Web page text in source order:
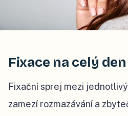
Fixace na celý den
Fixační sprej mezi
zamezí rozmazávání a